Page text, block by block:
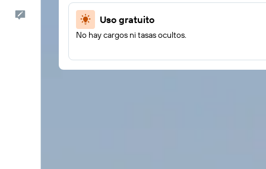
Comentarios Uso gratuito
No hay cargos ni tasas ocultos.